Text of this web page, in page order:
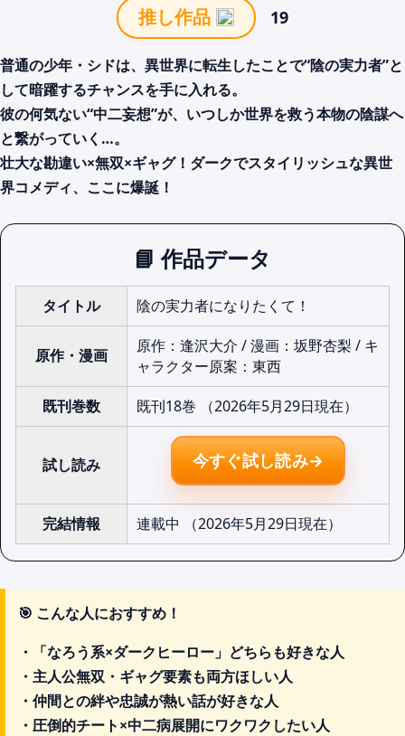
推し作品 19
普通の少年・シドは、異世界に転生したことで“陰の実力者”と
して暗躍するチャンスを手に入れる。
彼の何気ない“中二妄想”が、いつしか世界を救う本物の陰謀へ
と繋がっていく…。
壮大な勘違い×無双×ギャグ！ダークでスタイリッシュな異世
界コメディ、ここに爆誕！
📘 作品データ
タイトル 陰の実力者になりたくて！
原作・漫画
原作：逢沢大介 / 漫画：坂野杏梨 / キ
ャラクター原案：東西
既刊巻数
既刊18巻 （2026年5月29日現在）
試し読み 今すぐ試し読み→
完結情報 連載中 （2026年5月29日現在）
🎯 こんな人におすすめ！
・「なろう系×ダークヒーロー」どちらも好きな人
・主人公無双・ギャグ要素も両方ほしい人
・仲間との絆や忠誠が熱い話が好きな人
・圧倒的チート×中二病展開にワクワクしたい人